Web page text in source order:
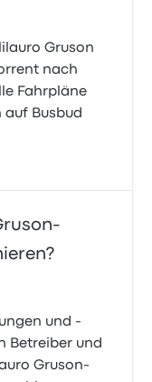
Gruson
nach
Fahrpläne
auf Busbud
und -
Betreiber und
Gruson-